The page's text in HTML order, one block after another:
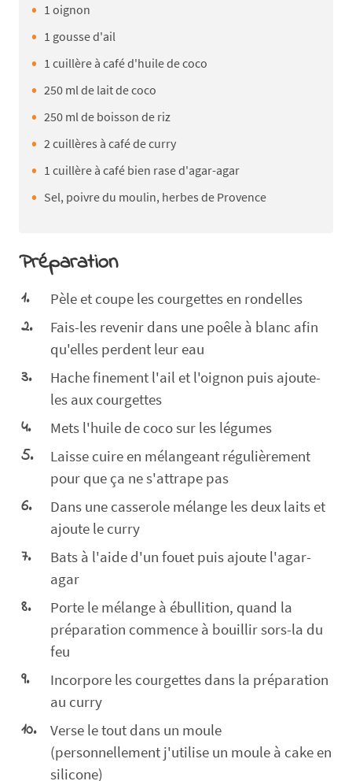
1 oignon
1 gousse d'ail
1 cuillère à café d'huile de coco
250 ml de lait de coco
250 ml de boisson de riz
2 cuillères à café de curry
1 cuillère à café bien rase d'agar-agar
Sel, poivre du moulin, herbes de Provence
Préparation
Pèle et coupe les courgettes en rondelles
Fais-les revenir dans une poêle à blanc afin
qu'elles perdent leur eau
Hache finement l'ail et l'oignon puis ajoute-
les aux courgettes
Mets l'huile de coco sur les légumes
Laisse cuire en mélangeant régulièrement
pour que ça ne s'attrape pas
Dans une casserole mélange les deux laits et
ajoute le curry
Bats à l'aide d'un fouet puis ajoute l'agar-
agar
Porte le mélange à ébullition, quand la
préparation commence à bouillir sors-la du
feu
Incorpore les courgettes dans la préparation
au curry
Verse le tout dans un moule
(personnellement j'utilise un moule à cake en
silicone)